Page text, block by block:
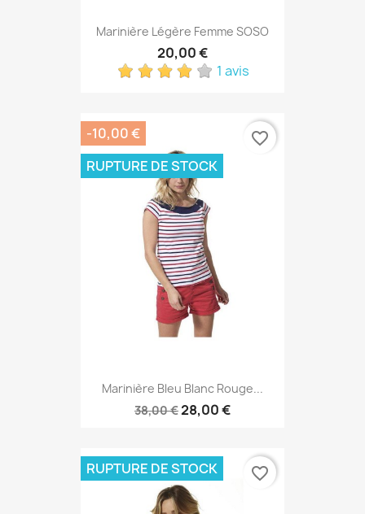
Marinière Légère Femme SOSO
20,00 €
1 avis
Marinière Bleu Blanc Rouge...
38,00 €28,00 €
-10,00 €
RUPTURE DE STOCK
favorite_border
RUPTURE DE STOCK favorite_border